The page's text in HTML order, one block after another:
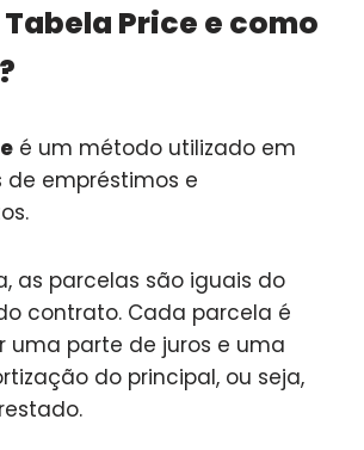
Tabela Price e como
é um método utilizado em
empréstimos e
as parcelas são iguais do
contrato. Cada parcela é
uma parte de juros e uma
do principal, ou seja,